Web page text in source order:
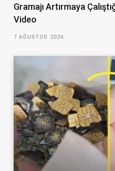
Gramajı Artırmaya
Video
7 AĞUSTOS 2026